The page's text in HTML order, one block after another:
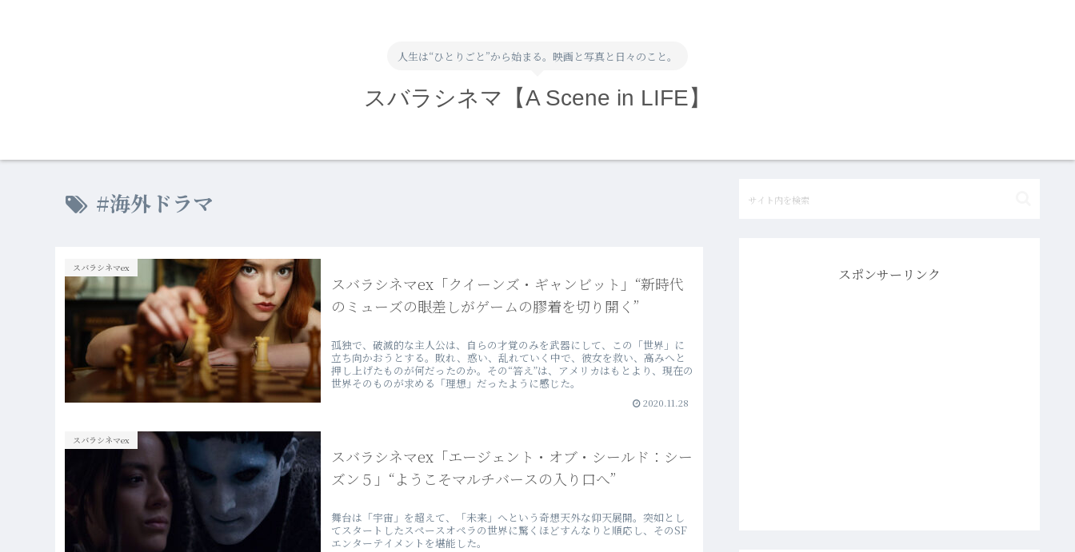
人生は“ひとりごと”から始まる。映画と写真と日々のこと。
スバラシネマ【A Scene in LIFE】
#海外ドラマ
スバラシネマex
スバラシネマex「クイーンズ・ギャンビット」“新時代
のミューズの眼差しがゲームの膠着を切り開く”
孤独で、破滅的な主人公は、自らの才覚のみを武器にして、この「世界」に
立ち向かおうとする。敗れ、惑い、乱れていく中で、彼女を救い、高みへと
押し上げたものが何だったのか。その“答え”は、アメリカはもとより、現在の
世界そのものが求める「理想」だったように感じた。
2020.11.28
スバラシネマex
スバラシネマex「エージェント・オブ・シールド：シー
ズン５」“ようこそマルチバースの入り口へ”
舞台は「宇宙」を超えて、「未来」へという奇想天外な仰天展開。突如とし
てスタートしたスペースオペラの世界に驚くほどすんなりと順応し、そのSF
エンターテイメントを堪能した。
スポンサーリンク